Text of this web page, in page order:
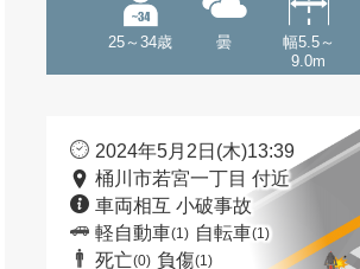
25～34歳 曇
幅5.5～
9.0m
2024年5月2日(木)13:39
桶川市若宮一丁目 付近
車両相互 小破事故
軽自動車(1) 自転車(1)
死亡(0) 負傷(1)